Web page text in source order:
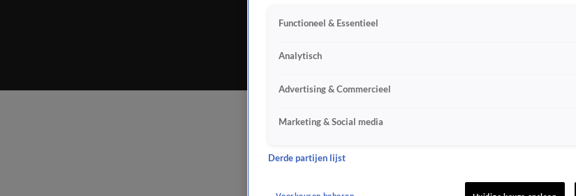
Functioneel & Essentieel
Analytisch
Advertising & Commercieel
Marketing & Social media
Derde partijen lijst